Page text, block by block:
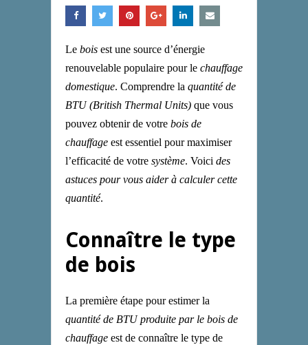
Le bois est une source d’énergie
renouvelable populaire pour le chauffage
domestique. Comprendre la quantité de
BTU (British Thermal Units) que vous
pouvez obtenir de votre bois de
chauffage est essentiel pour maximiser
l’efficacité de votre système. Voici des
astuces pour vous aider à calculer cette
quantité.
Connaître le type
de bois
La première étape pour estimer la
quantité de BTU produite par le bois de
chauffage est de connaître le type de